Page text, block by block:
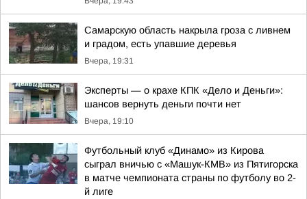
Самарскую область накрыла гроза с ливнем
и градом, есть упавшие деревья
Вчера, 19:31
Эксперты — о крахе КПК «Дело и Деньги»:
шансов вернуть деньги почти нет
Вчера, 19:10
Футбольный клуб «Динамо» из Кирова
сыграл вничью с «Машук-КМВ» из Пятигорска
в матче чемпионата страны по футболу во 2-
й лиге